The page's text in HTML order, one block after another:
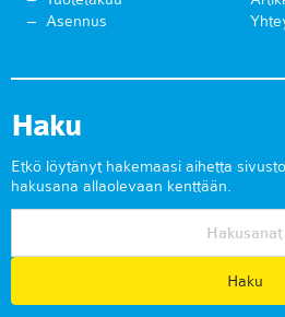
Asennus
Haku
Etkö löytänyt hakemaasi aihetta
hakusana allaolevaan kenttään.